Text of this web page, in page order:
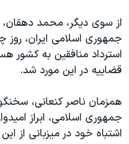
از سوی دیگر، محمد
جمهوری اسلامی ایران، روز
استرداد منافقین به کشور
قضاییه در این مورد شد.
همزمان ناصر کنعانی،
جمهوری اسلامی، ابراز
اشتباه خود در میزبانی از